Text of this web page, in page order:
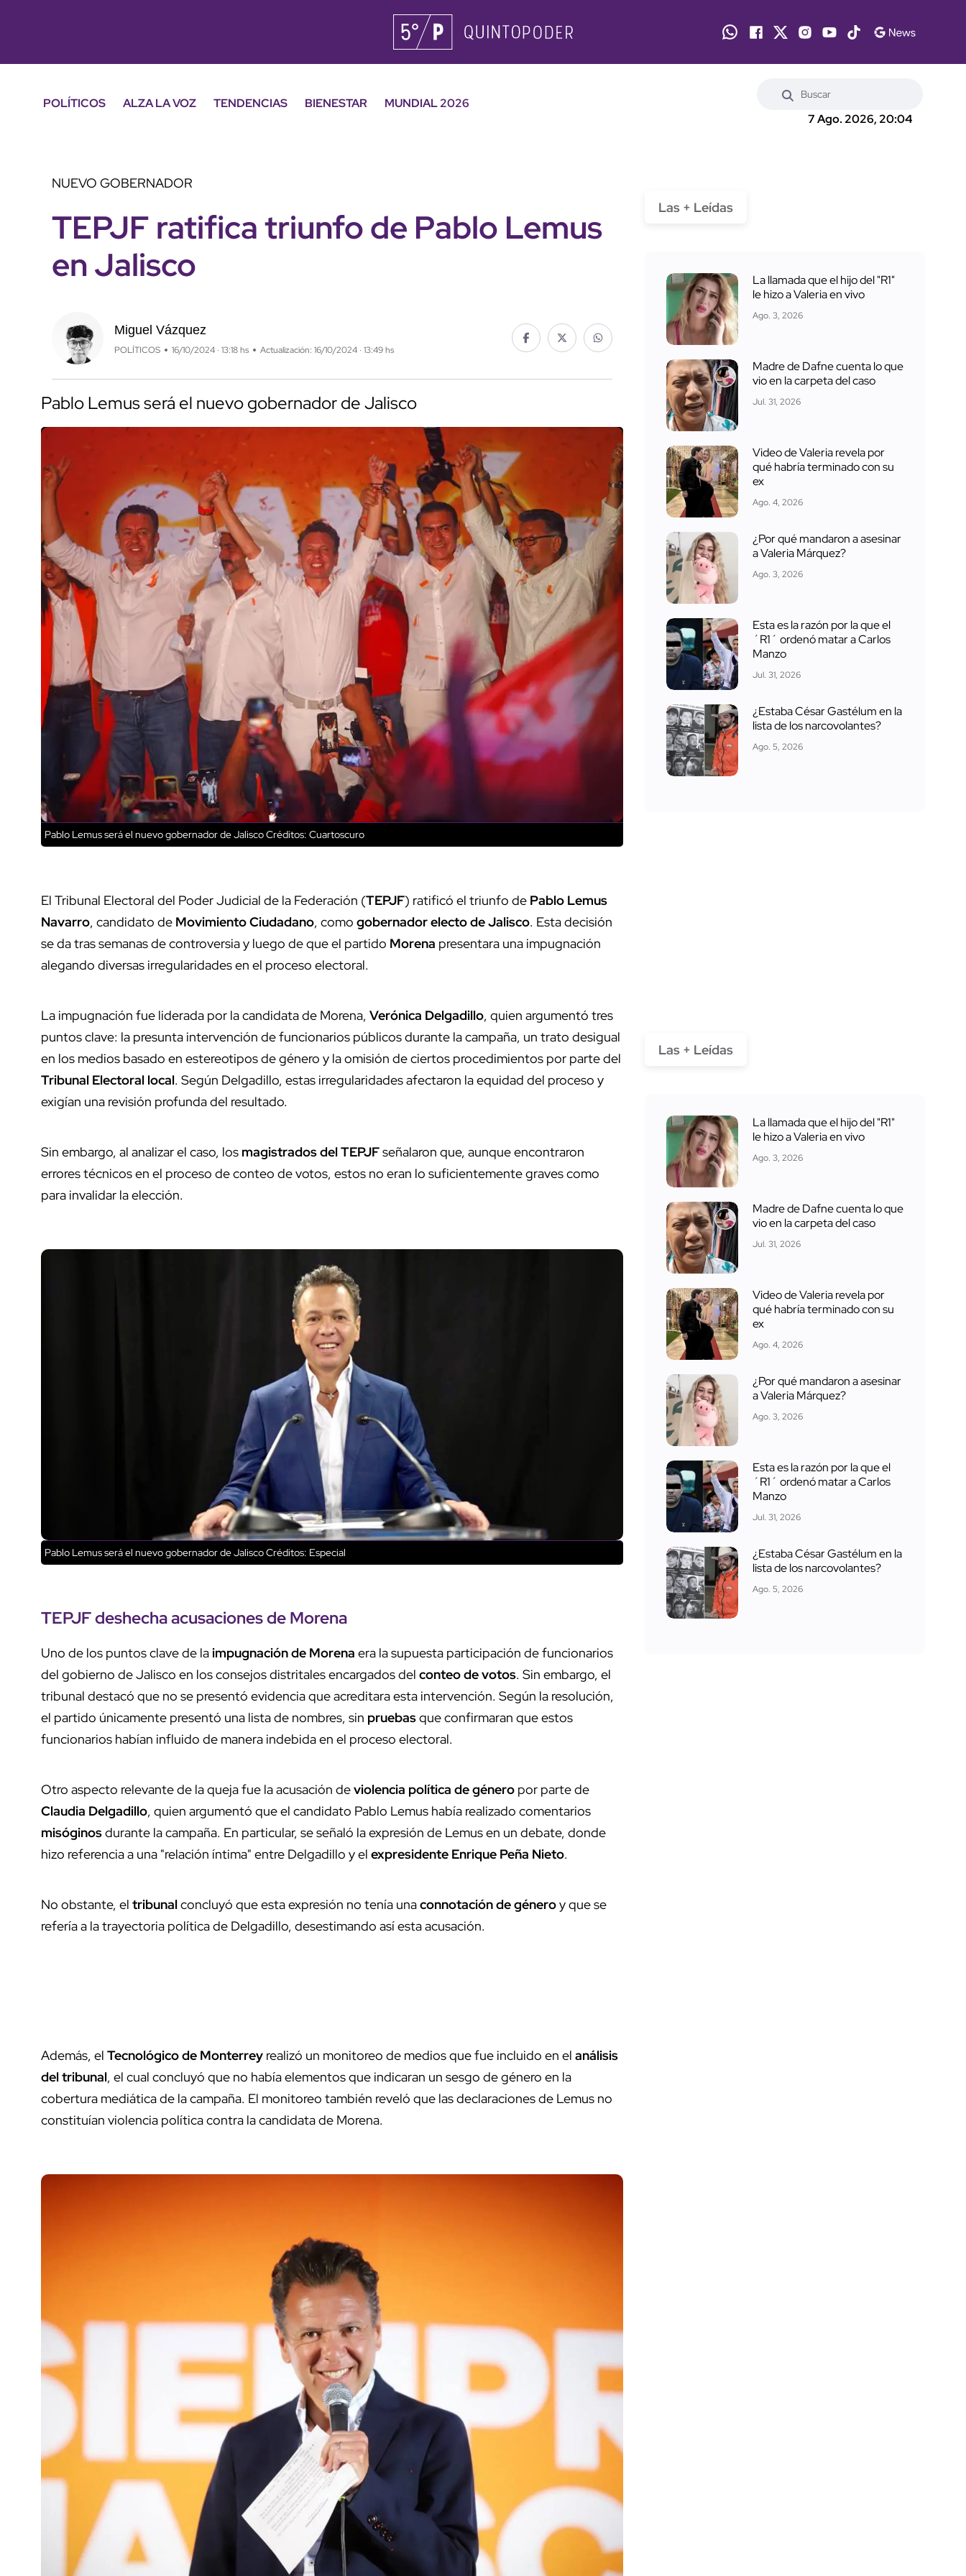
POLÍTICOS ALZA LA VOZ TENDENCIAS BIENESTAR
MUNDIAL 2026
7 Ago. 2026, 20:04
NUEVO GOBERNADOR
TEPJF ratifica triunfo de Pablo Lemus
en Jalisco
Miguel Vázquez
POLÍTICOS 16/10/2024 · 13:18 hs Actualización: 16/10/2024 · 13:49 hs
Pablo Lemus será el nuevo gobernador de Jalisco
Pablo Lemus será el nuevo gobernador de JaliscoCréditos: Cuartoscuro
El Tribunal Electoral del Poder Judicial de la Federación (TEPJF) ratificó el triunfo de Pablo Lemus
Navarro, candidato de Movimiento Ciudadano, como gobernador electo de Jalisco. Esta decisión
se da tras semanas de controversia y luego de que el partido Morena presentara una impugnación
alegando diversas irregularidades en el proceso electoral.
La impugnación fue liderada por la candidata de Morena, Verónica Delgadillo, quien argumentó tres
puntos clave: la presunta intervención de funcionarios públicos durante la campaña, un trato desigual
en los medios basado en estereotipos de género y la omisión de ciertos procedimientos por parte del
Tribunal Electoral local. Según Delgadillo, estas irregularidades afectaron la equidad del proceso y
exigían una revisión profunda del resultado.
Sin embargo, al analizar el caso, los magistrados del TEPJFseñalaron que, aunque encontraron
errores técnicos en el proceso de conteo de votos, estos no eran lo suficientemente graves como
para invalidar la elección.
Pablo Lemus será el nuevo gobernador de JaliscoCréditos: Especial
TEPJF deshecha acusaciones de Morena
Uno de los puntos clave de laimpugnación de Morena era la supuesta participación de funcionarios
del gobierno de Jalisco en los consejos distritales encargados del conteo de votos. Sin embargo, el
tribunal destacó que no se presentó evidencia que acreditara esta intervención. Según la resolución,
el partido únicamente presentó una lista de nombres, sin pruebasque confirmaran que estos
funcionarios habían influido de manera indebida en el proceso electoral.
Otro aspecto relevante de la queja fue la acusación deviolencia política de género por parte de
Claudia Delgadillo, quien argumentó que el candidato Pablo Lemus había realizado comentarios
misóginosdurante la campaña. En particular, se señaló la expresión de Lemus en un debate, donde
hizo referencia a una "relación íntima" entre Delgadillo y el expresidente Enrique Peña Nieto.
No obstante, el tribunalconcluyó que esta expresión no tenía unaconnotación de géneroy que se
refería a la trayectoria política de Delgadillo, desestimando así esta acusación.
Además, el Tecnológico de Monterrey realizó un monitoreo de medios que fue incluido en el análisis
del tribunal, el cual concluyó que no había elementos que indicaran un sesgo de género en la
cobertura mediática de la campaña. El monitoreo también reveló que las declaraciones de Lemus no
constituían violencia política contra la candidata de Morena.
Las + Leídas
La llamada que el hijo del "R1"
le hizo a Valeria en vivo
Ago. 3, 2026
Madre de Dafne cuenta lo que
vio en la carpeta del caso
Jul. 31, 2026
Video de Valeria revela por
qué habría terminado con su
ex
Ago. 4, 2026
¿Por qué mandaron a asesinar
a Valeria Márquez?
Ago. 3, 2026
Esta es la razón por la que el
´R1´ ordenó matar a Carlos
Manzo
Jul. 31, 2026
¿Estaba César Gastélum en la
lista de los narcovolantes?
Ago. 5, 2026
Las + Leídas
La llamada que el hijo del "R1"
le hizo a Valeria en vivo
Ago. 3, 2026
Madre de Dafne cuenta lo que
vio en la carpeta del caso
Jul. 31, 2026
Video de Valeria revela por
qué habría terminado con su
ex
Ago. 4, 2026
¿Por qué mandaron a asesinar
a Valeria Márquez?
Ago. 3, 2026
Esta es la razón por la que el
´R1´ ordenó matar a Carlos
Manzo
Jul. 31, 2026
¿Estaba César Gastélum en la
lista de los narcovolantes?
Ago. 5, 2026